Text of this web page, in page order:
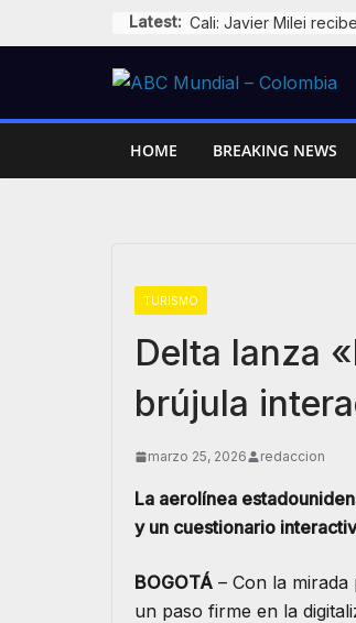
to
Latest:
HOME BREAKING NEWS
TURISMO
Delta lanza
brújula
marzo 25, 2026 redaccion
La aerolínea
y un cuestionario
BOGOTÁ – Con la
un paso firme en la